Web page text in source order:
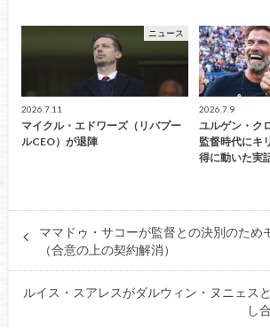
ニュース
2026.7.11
マイクル・エドワーズ（リバプー
ルCEO）が退陣
2026.7.9
ユルゲン・ク
監督時代にキ
得に動いた実
ママドゥ・サコーが監督との決別のため
（合意の上の契約解消）
ルイス・スアレスがダルウィン・ヌニェス
し